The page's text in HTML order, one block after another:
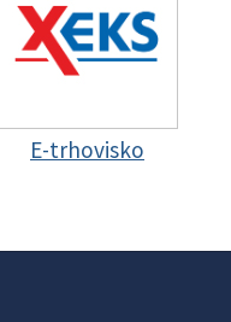
E-trhovisko